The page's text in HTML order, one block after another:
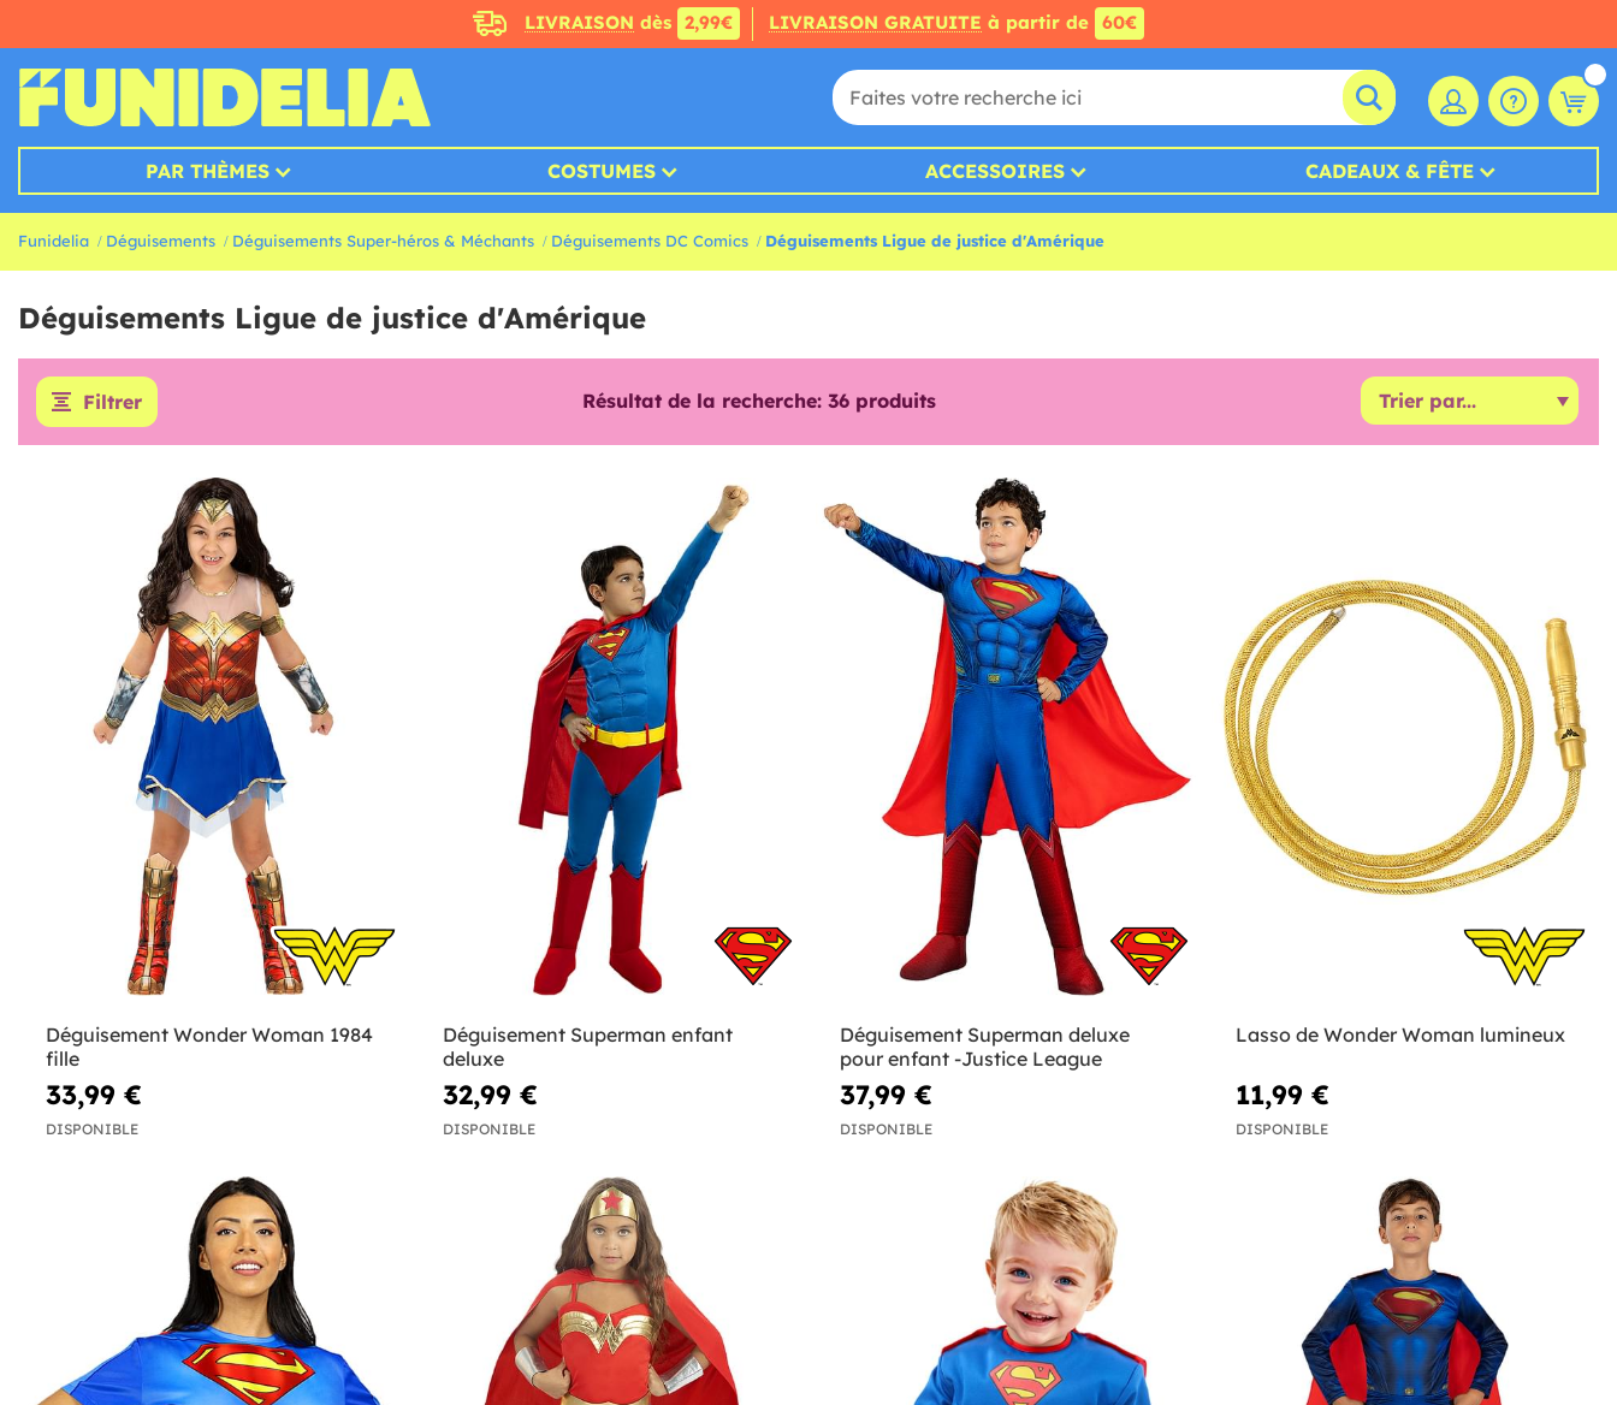
LIVRAISON dès 2,99€ LIVRAISON GRATUITE à partir de 60€
PAR THÈMES COSTUMES ACCESSOIRES CADEAUX & FÊTE
Funidelia Déguisements Déguisements Super-héros & Méchants Déguisements DC Comics Déguisements Ligue de justice d'Amérique
Déguisements Ligue de justice d'Amérique
Filtrer Résultat de la recherche: 36 produits
Déguisement Wonder Woman 1984
fille
33,99 €
DISPONIBLE
Déguisement Superman enfant
deluxe
32,99 €
DISPONIBLE
Déguisement Superman deluxe
pour enfant -Justice League
37,99 €
DISPONIBLE
Lasso de Wonder Woman lumineux
11,99 €
DISPONIBLE